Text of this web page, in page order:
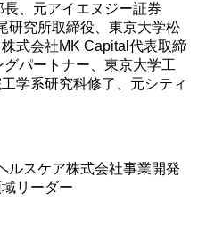
、元アイエヌジー証券
究所取締役、東京大学松
式会社MK Capital代表取締
パートナー、東京大学工
学系研究科修了、元シティ
スケア株式会社事業開発
リーダー